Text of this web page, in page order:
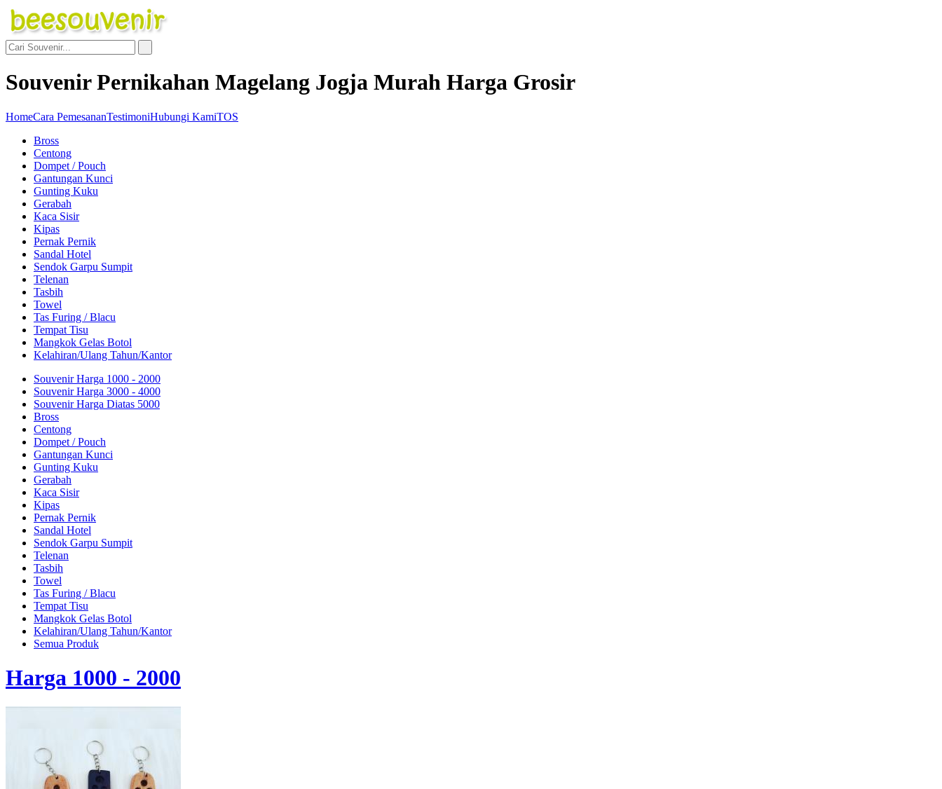
Souvenir Pernikahan Magelang Jogja Murah Harga Grosir
HomeCara PemesananTestimoniHubungi KamiTOS
Bross
Centong
Dompet / Pouch
Gantungan Kunci
Gunting Kuku
Gerabah
Kaca Sisir
Kipas
Pernak Pernik
Sandal Hotel
Sendok Garpu Sumpit
Telenan
Tasbih
Towel
Tas Furing / Blacu
Tempat Tisu
Mangkok Gelas Botol
Kelahiran/Ulang Tahun/Kantor
Souvenir Harga 1000 - 2000
Souvenir Harga 3000 - 4000
Souvenir Harga Diatas 5000
Bross
Centong
Dompet / Pouch
Gantungan Kunci
Gunting Kuku
Gerabah
Kaca Sisir
Kipas
Pernak Pernik
Sandal Hotel
Sendok Garpu Sumpit
Telenan
Tasbih
Towel
Tas Furing / Blacu
Tempat Tisu
Mangkok Gelas Botol
Kelahiran/Ulang Tahun/Kantor
Semua Produk
Harga 1000 - 2000